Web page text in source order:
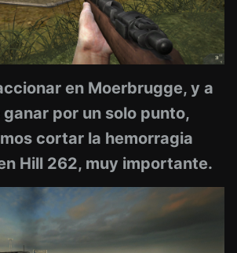
en Moerbrugge, y a
por un solo punto,
cortar la hemorragia
Hill 262, muy importante.